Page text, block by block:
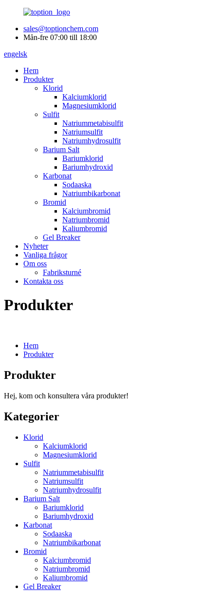
sales@toptionchem.com
Mån-fre 07:00 till 18:00
engelsk
Hem
Produkter
Klorid
Kalciumklorid
Magnesiumklorid
Sulfit
Natriummetabisulfit
Natriumsulfit
Natriumhydrosulfit
Barium Salt
Bariumklorid
Bariumhydroxid
Karbonat
Sodaaska
Natriumbikarbonat
Bromid
Kalciumbromid
Natriumbromid
Kaliumbromid
Gel Breaker
Nyheter
Vanliga frågor
Om oss
Fabriksturné
Kontakta oss
Produkter
Hem
Produkter
Produkter
Hej, kom och konsultera våra produkter!
Kategorier
Klorid
Kalciumklorid
Magnesiumklorid
Sulfit
Natriummetabisulfit
Natriumsulfit
Natriumhydrosulfit
Barium Salt
Bariumklorid
Bariumhydroxid
Karbonat
Sodaaska
Natriumbikarbonat
Bromid
Kalciumbromid
Natriumbromid
Kaliumbromid
Gel Breaker